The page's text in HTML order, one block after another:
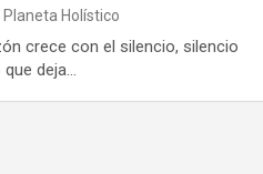
Planeta Holístico
crece con el silencio, silencio
deja…